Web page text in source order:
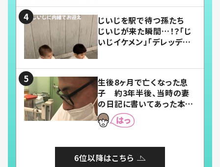
じいじを駅で待つ孫たち
じいじが来た瞬間…！？「じ
いじイケメン」「デレッデレ」
生後8ヶ月で亡くなった息
子 約3年半後、当時の妻
の日記に書いてあった本音
とは
6位以降はこちら